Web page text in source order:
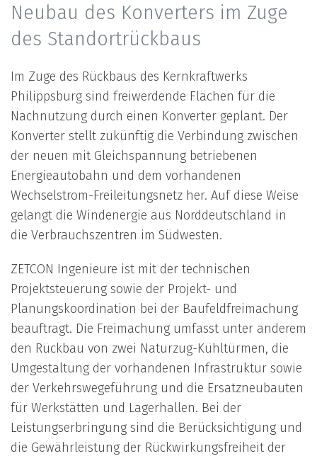
Neubau des Konverters im Zuge
des Standortrückbaus
Im Zuge des Rückbaus des Kernkraftwerks
Philippsburg sind freiwerdende Flächen für die
Nachnutzung durch einen Konverter geplant. Der
Konverter stellt zukünftig die Verbindung zwischen
der neuen mit Gleichspannung betriebenen
Energieautobahn und dem vorhandenen
Wechselstrom-Freileitungsnetz her. Auf diese Weise
gelangt die Windenergie aus Norddeutschland in
die Verbrauchszentren im Südwesten.
ZETCON Ingenieure ist mit der technischen
Projektsteuerung sowie der Projekt- und
Planungskoordination bei der Baufeldfreimachung
beauftragt. Die Freimachung umfasst unter anderem
den Rückbau von zwei Naturzug-Kühltürmen, die
Umgestaltung der vorhandenen Infrastruktur sowie
der Verkehrswegeführung und die Ersatzneubauten
für Werkstätten und Lagerhallen. Bei der
Leistungserbringung sind die Berücksichtigung und
die Gewährleistung der Rückwirkungsfreiheit der